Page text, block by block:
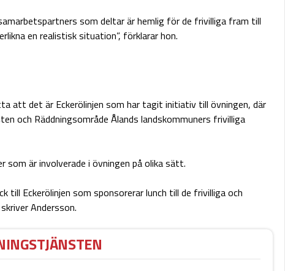
som deltar är hemlig för de frivilliga fram till
en realistisk situation”, förklarar hon.
att det är Eckerölinjen som har tagit initiativ till övningen, där
och Räddningsområde Ålands landskommuners frivilliga
som är involverade i övningen på olika sätt.
till Eckerölinjen som sponsorerar lunch till de frivilliga och
Andersson.